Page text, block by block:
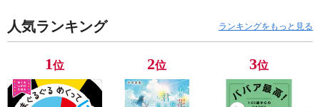
人気ランキング ランキングをもっと見る
1位 2位 3位